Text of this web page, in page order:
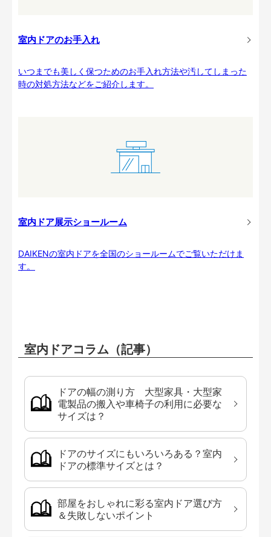
室内ドアのお手入れ
いつまでも美しく保つためのお手入れ方法や汚してしまった
時の対処方法などをご紹介します。
室内ドア展示ショールーム
DAIKENの室内ドアを全国のショールームでご覧いただけま
す。
室内ドアコラム（記事）
ドアの幅の測り方 大型家具・大型家
電製品の搬入や車椅子の利用に必要な
サイズは？
ドアのサイズにもいろいろある？室内
ドアの標準サイズとは？
部屋をおしゃれに彩る室内ドア選び方
＆失敗しないポイント